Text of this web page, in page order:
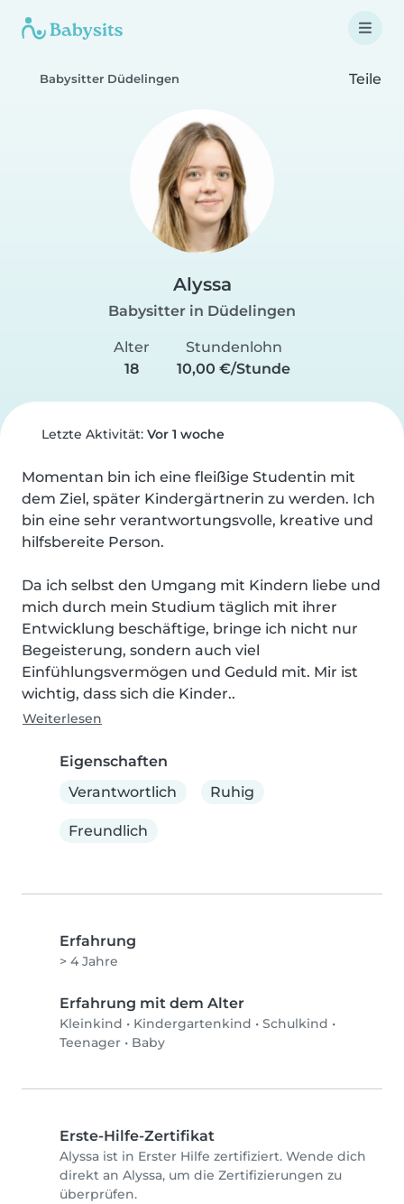
Babysitter Düdelingen Teile
Alyssa
Babysitter in Düdelingen
Alter
18
Stundenlohn
10,00 €/Stunde
Letzte Aktivität: Vor 1 woche
Momentan bin ich eine fleißige Studentin mit
dem Ziel, später Kindergärtnerin zu werden. Ich
bin eine sehr verantwortungsvolle, kreative und
hilfsbereite Person.
Da ich selbst den Umgang mit Kindern liebe und
mich durch mein Studium täglich mit ihrer
Entwicklung beschäftige, bringe ich nicht nur
Begeisterung, sondern auch viel
Einfühlungsvermögen und Geduld mit. Mir ist
wichtig, dass sich die Kinder..
Weiterlesen
Eigenschaften
Verantwortlich
Ruhig
Freundlich
Erfahrung
> 4 Jahre
Erfahrung mit dem Alter
Kleinkind • Kindergartenkind • Schulkind •
Teenager • Baby
Erste-Hilfe-Zertifikat
Alyssa ist in Erster Hilfe zertifiziert. Wende dich
direkt an Alyssa, um die Zertifizierungen zu
überprüfen.